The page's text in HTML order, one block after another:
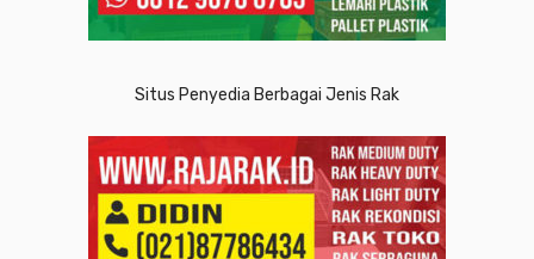
Situs Penyedia Berbagai Jenis Rak